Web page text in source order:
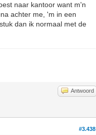
naar kantoor want m'n
achter me, 'm in een
dan ik normaal met de
Antwoord
#3.438